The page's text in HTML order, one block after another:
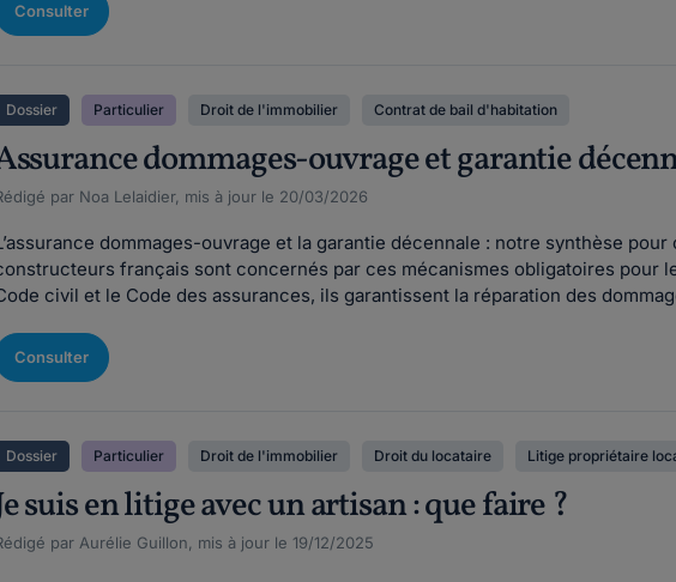
Consulter
Dossier Particulier Droit de l'immobilier Contrat de bail d'habitation
dommages-ouvrage et garantie
par Noa Lelaidier, mis à jour le 20/03/2026
dommages-ouvrage et la garantie décennale : notre synthèse
français sont concernés par ces mécanismes obligatoires pour
civil et le Code des assurances, ils garantissent la réparation des
Consulter
Dossier Particulier Droit de l'immobilier Droit du locataire Litige propriétaire
suis en litige avec un artisan : que faire ?
par Aurélie Guillon, mis à jour le 19/12/2025